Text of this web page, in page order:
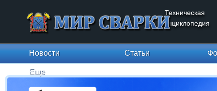
Техническая
энциклопедия
Новости Статьи
Еще